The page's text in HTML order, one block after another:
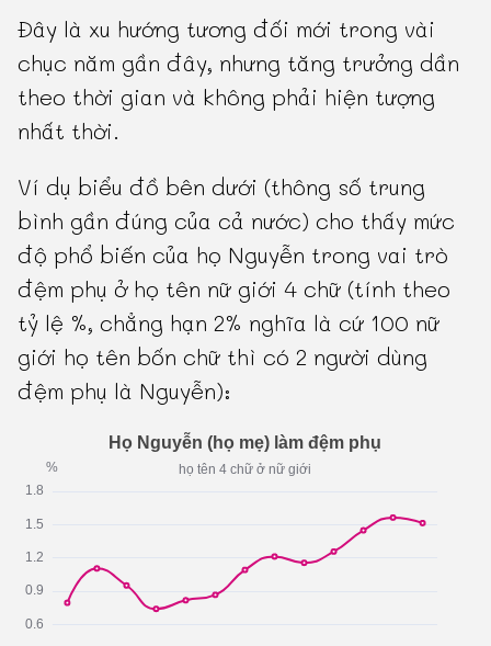
Đây là xu hướng tương đối mới trong vài
chục năm gần đây, nhưng tăng trưởng dần
theo thời gian và không phải hiện tượng
nhất thời.
Ví dụ biểu đồ bên dưới (thông số trung
bình gần đúng của cả nước) cho thấy mức
độ phổ biến của họ Nguyễn trong vai trò
đệm phụ ở họ tên nữ giới 4 chữ (tính theo
tỷ lệ %, chẳng hạn 2% nghĩa là cứ 100 nữ
giới họ tên bốn chữ thì có 2 người dùng
đệm phụ là Nguyễn):